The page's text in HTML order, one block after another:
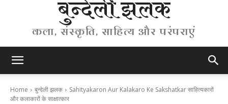
बुन्देली झलक
कला, संस्कृति, साहित्य और परंपराएं
Home बुन्देली झलक
Sahityakaron Aur Kalakaro Ke Sakshatkar साहित्यकारों
और कलाकारों के साक्षात्कार